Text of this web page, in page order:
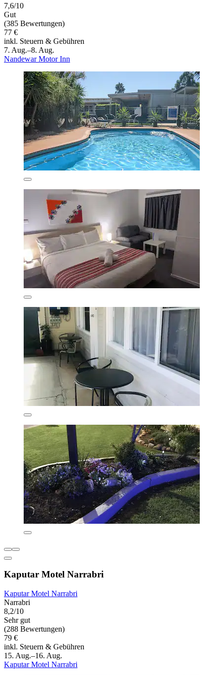
7,6/10
Gut
(385 Bewertungen)
77 €
inkl. Steuern & Gebühren
7. Aug.–8. Aug.
Nandewar Motor Inn
Kaputar Motel Narrabri
Kaputar Motel Narrabri
Narrabri
8,2/10
Sehr gut
(288 Bewertungen)
79 €
inkl. Steuern & Gebühren
15. Aug.–16. Aug.
Kaputar Motel Narrabri